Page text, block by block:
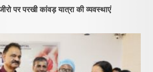
पर परखी कांवड़ यात्रा की व्यवस्थाएं